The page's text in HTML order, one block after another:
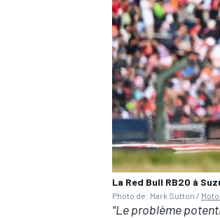
La Red Bull RB20 à
Photo de: Mark Sutton /
"Le problème